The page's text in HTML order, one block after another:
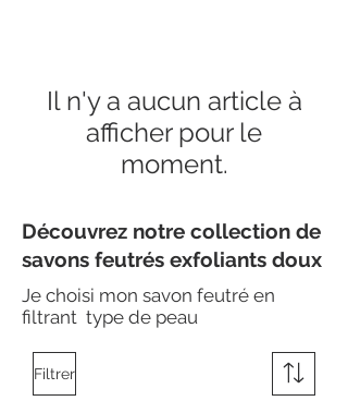
Il n'y a aucun article à
afficher pour le
moment.
Découvrez notre collection de
savons feutrés exfoliants doux
Je choisi mon savon feutré en
filtrant type de peau
Filtrer